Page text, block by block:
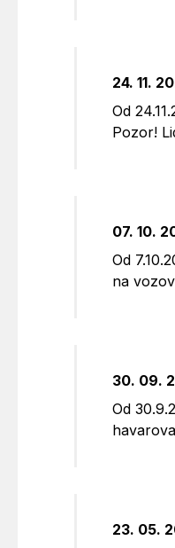
24. 11.
Od
Pozor!
07. 10.
Od
na
30. 09.
Od
23. 05.